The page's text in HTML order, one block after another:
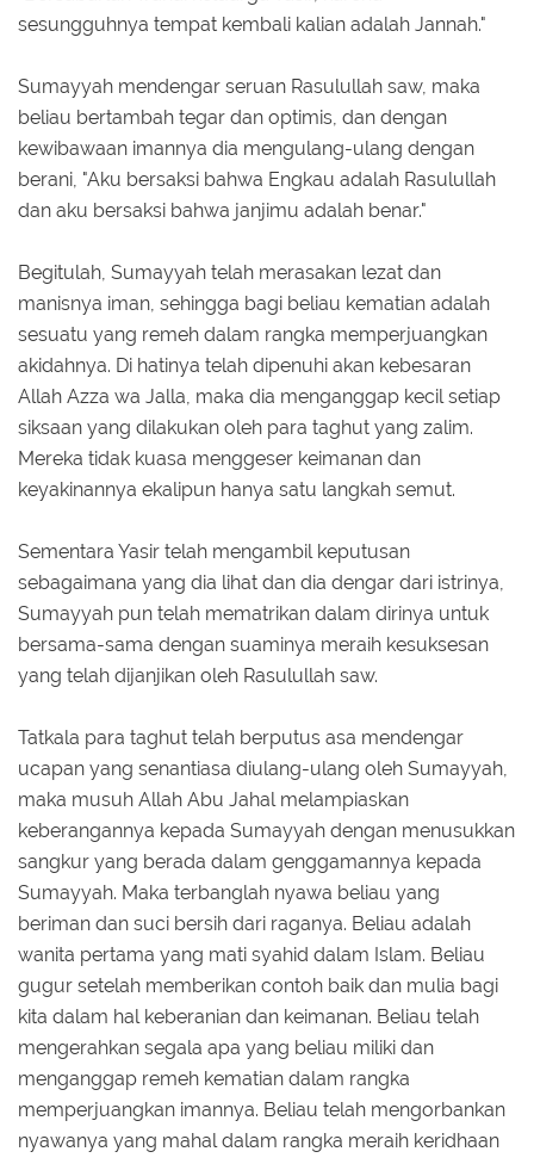
sesungguhnya tempat kembali kalian adalah Jannah."
Sumayyah mendengar seruan Rasulullah saw, maka
beliau bertambah tegar dan optimis, dan dengan
kewibawaan imannya dia mengulang-ulang dengan
berani, "Aku bersaksi bahwa Engkau adalah Rasulullah
dan aku bersaksi bahwa janjimu adalah benar."
Begitulah, Sumayyah telah merasakan lezat dan
manisnya iman, sehingga bagi beliau kematian adalah
sesuatu yang remeh dalam rangka memperjuangkan
akidahnya. Di hatinya telah dipenuhi akan kebesaran
Allah Azza wa Jalla, maka dia menganggap kecil setiap
siksaan yang dilakukan oleh para taghut yang zalim.
Mereka tidak kuasa menggeser keimanan dan
keyakinannya ekalipun hanya satu langkah semut.
Sementara Yasir telah mengambil keputusan
sebagaimana yang dia lihat dan dia dengar dari istrinya,
Sumayyah pun telah mematrikan dalam dirinya untuk
bersama-sama dengan suaminya meraih kesuksesan
yang telah dijanjikan oleh Rasulullah saw.
Tatkala para taghut telah berputus asa mendengar
ucapan yang senantiasa diulang-ulang oleh Sumayyah,
maka musuh Allah Abu Jahal melampiaskan
keberangannya kepada Sumayyah dengan menusukkan
sangkur yang berada dalam genggamannya kepada
Sumayyah. Maka terbanglah nyawa beliau yang
beriman dan suci bersih dari raganya. Beliau adalah
wanita pertama yang mati syahid dalam Islam. Beliau
gugur setelah memberikan contoh baik dan mulia bagi
kita dalam hal keberanian dan keimanan. Beliau telah
mengerahkan segala apa yang beliau miliki dan
menganggap remeh kematian dalam rangka
memperjuangkan imannya. Beliau telah mengorbankan
nyawanya yang mahal dalam rangka meraih keridhaan